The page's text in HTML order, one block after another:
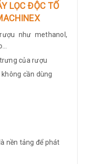
LỌC ĐỘC TỐ
như methanol,
của rượu
cần dùng
nền tảng để phát